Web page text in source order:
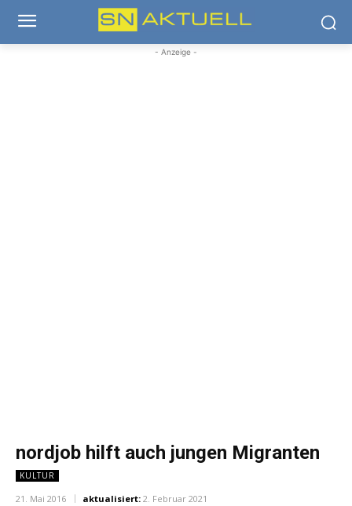
- Anzeige -
nordjob hilft auch jungen Migranten
KULTUR
21. Mai 2016 aktualisiert: 2. Februar 2021